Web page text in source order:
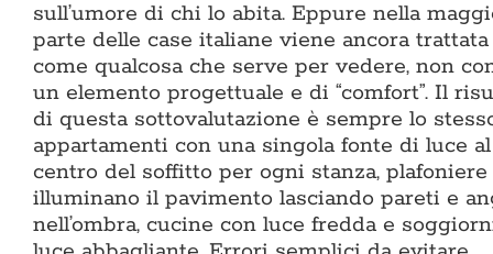
sull’umore di chi lo abita. Eppure nella
parte delle case italiane viene ancora trattata
come qualcosa che serve per vedere, non
un elemento progettuale e di “comfort”. Il
di questa sottovalutazione è sempre lo
appartamenti con una singola fonte di luce al
centro del soffitto per ogni stanza, plafoniere
illuminano il pavimento lasciando pareti e
nell’ombra, cucine con luce fredda e